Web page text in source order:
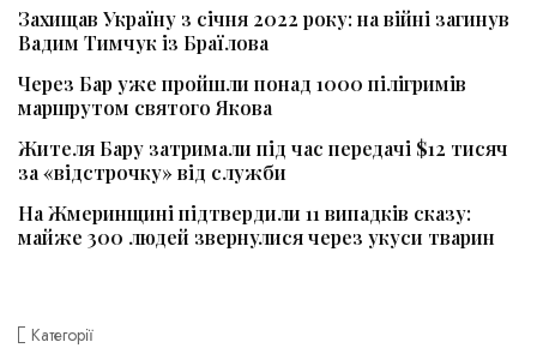
Захищав Україну з січня 2022 року: на війні загинув
Вадим Тимчук із Браїлова
Через Бар уже пройшли понад 1000 пілігримів
маршрутом святого Якова
Жителя Бару затримали під час передачі $12 тисяч
за «відстрочку» від служби
На Жмеринщині підтвердили 11 випадків сказу:
майже 300 людей звернулися через укуси тварин
Категорії